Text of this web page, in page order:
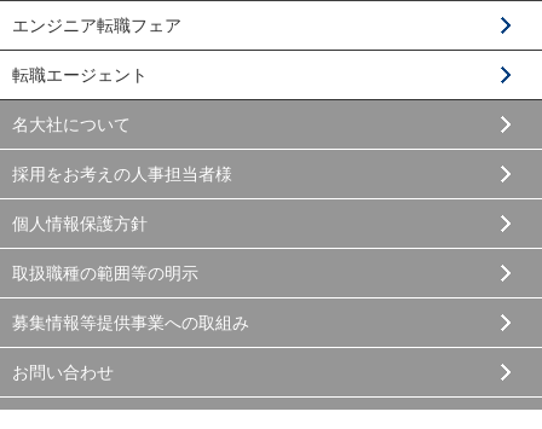
エンジニア転職フェア
転職エージェント
名大社について
採用をお考えの人事担当者様
個人情報保護方針
取扱職種の範囲等の明示
募集情報等提供事業への取組み
お問い合わせ